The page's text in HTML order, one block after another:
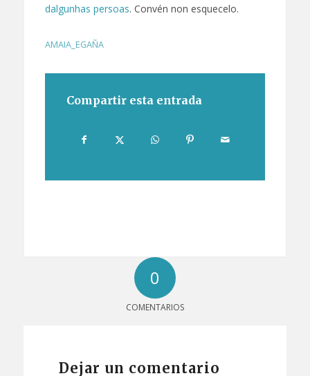
dalgunhas persoas. Convén non esquecelo.
AMAIA_EGAÑA
Compartir esta entrada
0
COMENTARIOS
Dejar un comentario